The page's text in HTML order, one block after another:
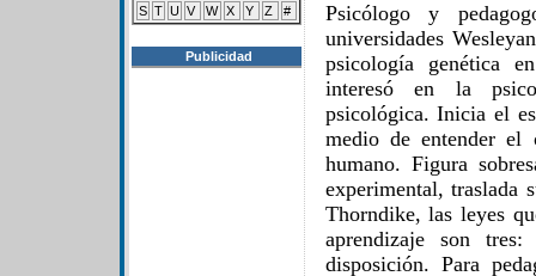
S T U V W X Y Z #
Publicidad
Psicólogo y
universidades
psicología genética
interesó en la
psicológica. Inicia el
medio de entender el
humano. Figura
experimental, traslada
Thorndike, las leyes
aprendizaje son
disposición. Para